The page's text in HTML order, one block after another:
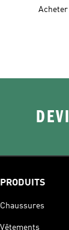
Acheter
PRODUITS
Chaussures
Vêtements